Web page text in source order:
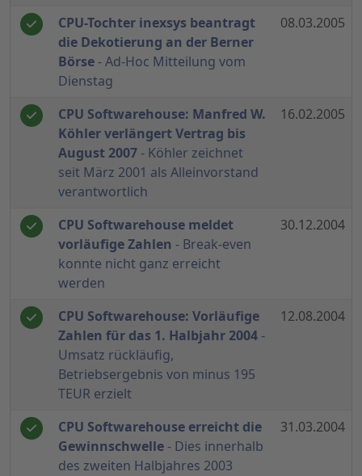
CPU-Tochter inexsys beantragt
die Dekotierung an der Berner
Börse- Ad-Hoc Mitteilung vom
Dienstag
08.03.2005
CPU Softwarehouse: Manfred W.
Köhler verlängert Vertrag bis
August 2007 - Köhler zeichnet
seit März 2001 als Alleinvorstand
verantwortlich
16.02.2005
CPU Softwarehouse meldet
vorläufige Zahlen - Break-even
konnte nicht ganz erreicht
werden
30.12.2004
CPU Softwarehouse: Vorläufige
Zahlen für das 1. Halbjahr 2004 -
Umsatz rückläufig,
Betriebsergebnis von minus 195
TEUR erzielt
12.08.2004
CPU Softwarehouse erreicht die
Gewinnschwelle- Dies innerhalb
des zweiten Halbjahres 2003
31.03.2004